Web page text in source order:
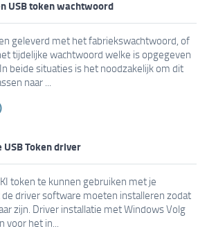
USB token wachtwoord
geleverd met het fabriekswachtwoord, of
tijdelijke wachtwoord welke is opgegeven
beide situaties is het noodzakelijk om dit
naar ...
Token driver
token te kunnen gebruiken met je
driver software moeten installeren zodat
zijn. Driver installatie met Windows Volg
voor het in...